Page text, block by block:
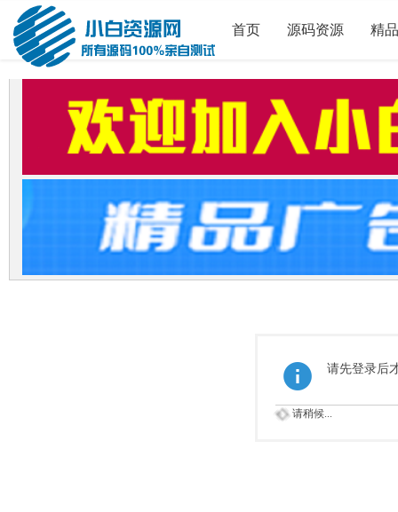
首页 源码资源 精
请先登录后
请稍候...